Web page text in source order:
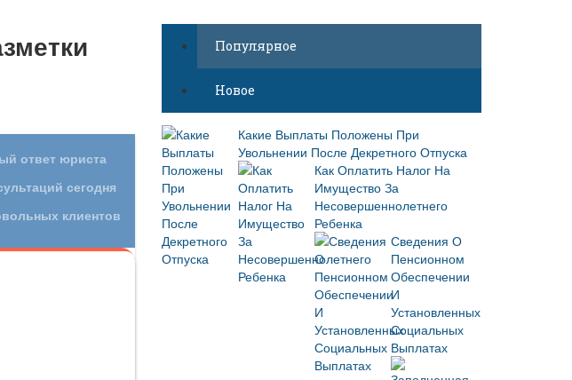
Популярное
Новое
Какие Выплаты Положены При
Увольнении После Декретного Отпуска
Как Оплатить Налог На
Имущество За
Несовершеннолетнего
Ребенка
Сведения О
Пенсионном
Обеспечении
И
Установленных
Социальных
Выплатах